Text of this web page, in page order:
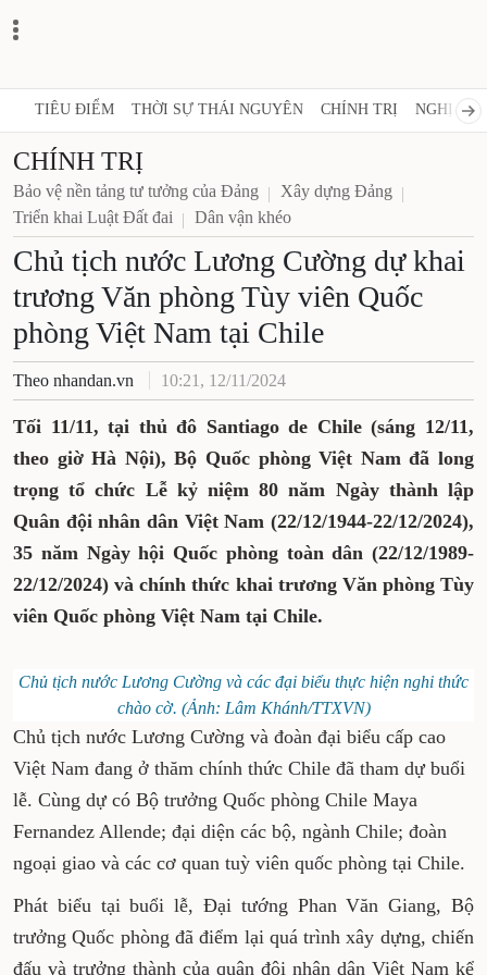
TIÊU ĐIỂM THỜI SỰ THÁI NGUYÊN CHÍNH TRỊ NGHỊ
CHÍNH TRỊ
Bảo vệ nền tảng tư tưởng của Đảng
Xây dựng Đảng
Triển khai Luật Đất đai
Dân vận khéo
Chủ tịch nước Lương Cường dự khai
trương Văn phòng Tùy viên Quốc
phòng Việt Nam tại Chile
Theo nhandan.vn 10:21, 12/11/2024
Tối 11/11, tại thủ đô Santiago de Chile (sáng 12/11,
theo giờ Hà Nội), Bộ Quốc phòng Việt Nam đã long
trọng tổ chức Lễ kỷ niệm 80 năm Ngày thành lập
Quân đội nhân dân Việt Nam (22/12/1944-22/12/2024),
35 năm Ngày hội Quốc phòng toàn dân (22/12/1989-
22/12/2024) và chính thức khai trương Văn phòng Tùy
viên Quốc phòng Việt Nam tại Chile.
Chủ tịch nước Lương Cường và các đại biểu thực hiện nghi thức
chào cờ. (Ảnh: Lâm Khánh/TTXVN)
Chủ tịch nước Lương Cường và đoàn đại biểu cấp cao
Việt Nam đang ở thăm chính thức Chile đã tham dự buổi
lễ. Cùng dự có Bộ trưởng Quốc phòng Chile Maya
Fernandez Allende; đại diện các bộ, ngành Chile; đoàn
ngoại giao và các cơ quan tuỳ viên quốc phòng tại Chile.
Phát biểu tại buổi lễ, Đại tướng Phan Văn Giang, Bộ
trưởng Quốc phòng đã điểm lại quá trình xây dựng, chiến
đấu và trưởng thành của quân đội nhân dân Việt Nam kể